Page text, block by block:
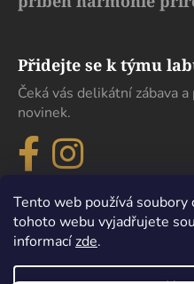
Tento web používá soubory
tohoto webu vyjadřujete
informacízde.
Přidejte se k týmu
Čeká vás delikátní zábava
novinek.